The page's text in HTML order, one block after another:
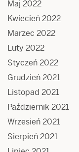
Maj 2022
Kwiecień 2022
Marzec 2022
Luty 2022
Styczeń 2022
Grudzień 2021
Listopad 2021
Październik 2021
Wrzesień 2021
Sierpień 2021